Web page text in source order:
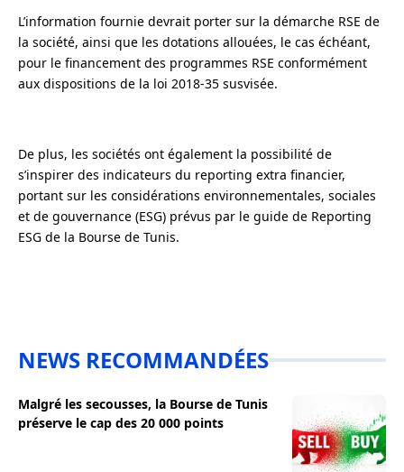
L’information fournie devrait porter sur la démarche RSE de
la société, ainsi que les dotations allouées, le cas échéant,
pour le financement des programmes RSE conformément
aux dispositions de la loi 2018-35 susvisée.
De plus, les sociétés ont également la possibilité de
s’inspirer des indicateurs du reporting extra financier,
portant sur les considérations environnementales, sociales
et de gouvernance (ESG) prévus par le guide de Reporting
ESG de la Bourse de Tunis.
NEWS RECOMMANDÉES
Malgré les secousses, la Bourse de Tunis
préserve le cap des 20 000 points